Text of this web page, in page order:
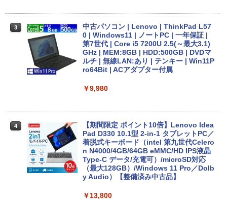
付き 防水 タッチ式音量調整 スポーツ/通勤/通
学/WEB会議(ホワイト)
￥1,964
レスイヤホン Bluetooth 5.4 ノイズキャンセ
On My Road (Stadium ver.)
￥250
￥1,625
コカ・コーラ やかんの麦茶 from 爽健美茶 ラ
ベルレス 650mlPET×24本
￥2,009
スーパーの裏でヤニ吸うふたり 9巻 (デジタル
版ビッグガンガンコミックス)
￥810
3
中古パソコン | Lenovo | ThinkPad L57
0 | Windows11 | ノートPC | 一年保証 |
第7世代 | Core i5 7200U 2.5(～最大3.1)
GHz | MEM:8GB | HDD:500GB | DVDマ
ルチ | 無線LAN:あり | テンキー | Win11P
ro64Bit | ACアダプター付属
￥9,980
4
【期間限定 ポイント10倍】Lenovo Idea
Pad D330 10.1型 2-in-1 タブレットPC／
着脱式キーボード（intel 第九世代Celero
n N4000/4GB/64GB eMMC/HD IPS液晶
Type-C データ/充電可）/microSD対応
（最大128GB）/Windows 11 Pro／Dolb
y Audio）【整備済み中古品】
￥13,800